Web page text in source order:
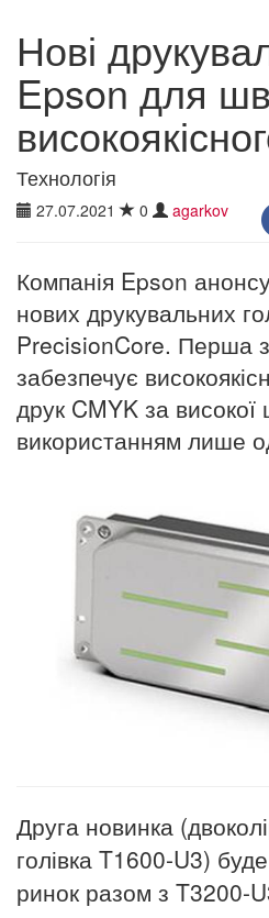
Нові
Epson для
Технологія
27.07.2021 0 agarkov
Компанія Epson
нових друкувальних
PrecisionCore. Перша
забезпечує
друк CMYK за високої
використанням лише
Друга новинка
голівка T1600-U3)
ринок разом з T3200-